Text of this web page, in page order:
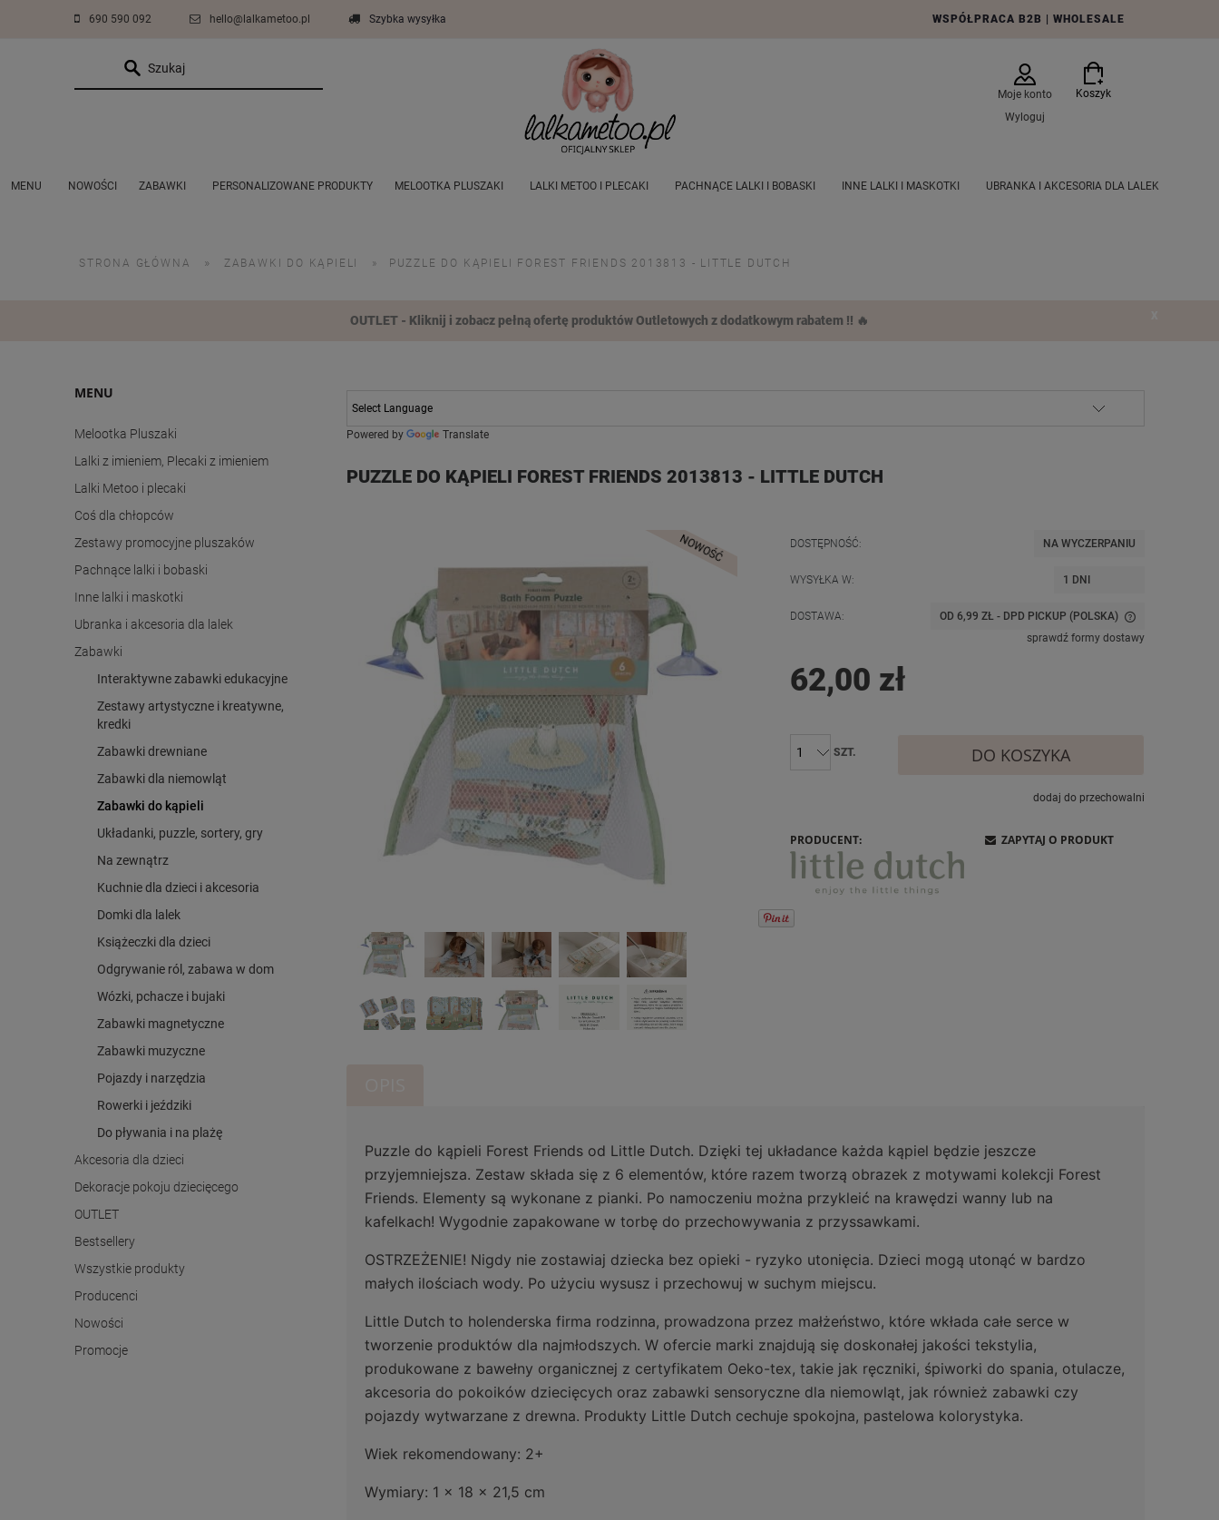
690 590 092 hello@lalkametoo.pl Szybka wysyłka WSPÓŁPRACA B2B | WHOLESALE
Koszyk
Moje konto
Wyloguj
MENU NOWOŚCI ZABAWKI PERSONALIZOWANE PRODUKTY MELOOTKA PLUSZAKI LALKI METOO I PLECAKI PACHNĄCE LALKI I BOBASKI INNE LALKI I MASKOTKI UBRANKA I AKCESORIA DLA LALEK
STRONA GŁÓWNA » ZABAWKI DO KĄPIELI » PUZZLE DO KĄPIELI FOREST FRIENDS 2013813 - LITTLE DUTCH
OUTLET - Kliknij i zobacz pełną ofertę produktów Outletowych z dodatkowym rabatem !! 🔥
MENU
Melootka Pluszaki
Lalki z imieniem, Plecaki z imieniem
Lalki Metoo i plecaki
Coś dla chłopców
Zestawy promocyjne pluszaków
Pachnące lalki i bobaski
Inne lalki i maskotki
Ubranka i akcesoria dla lalek
Zabawki
Interaktywne zabawki edukacyjne
Zestawy artystyczne i kreatywne,
kredki
Zabawki drewniane
Zabawki dla niemowląt
Zabawki do kąpieli
Układanki, puzzle, sortery, gry
Na zewnątrz
Kuchnie dla dzieci i akcesoria
Domki dla lalek
Książeczki dla dzieci
Odgrywanie ról, zabawa w dom
Wózki, pchacze i bujaki
Zabawki magnetyczne
Zabawki muzyczne
Pojazdy i narzędzia
Rowerki i jeździki
Do pływania i na plażę
Akcesoria dla dzieci
Dekoracje pokoju dziecięcego
OUTLET
Bestsellery
Wszystkie produkty
Producenci
Nowości
Promocje
Powered by Translate
PUZZLE DO KĄPIELI FOREST FRIENDS 2013813 - LITTLE DUTCH
NOWOŚĆ DOSTĘPNOŚĆ: NA WYCZERPANIU
WYSYŁKA W: 1 DNI
DOSTAWA: OD 6,99 ZŁ - DPD PICKUP (POLSKA)
KOSZTÓW PŁATNOŚCI
sprawdź formy dostawy
62,00 zł
SZT. DO KOSZYKA
dodaj do przechowalni
PRODUCENT: ZAPYTAJ O PRODUKT
Puzzle do kąpieli Forest Friends od Little Dutch. Dzięki tej układance każda kąpiel będzie jeszcze
przyjemniejsza. Zestaw składa się z 6 elementów, które razem tworzą obrazek z motywami kolekcji Forest
Friends. Elementy są wykonane z pianki. Po namoczeniu można przykleić na krawędzi wanny lub na
kafelkach! Wygodnie zapakowane w torbę do przechowywania z przyssawkami.
OSTRZEŻENIE! Nigdy nie zostawiaj dziecka bez opieki - ryzyko utonięcia. Dzieci mogą utonąć w bardzo
małych ilościach wody. Po użyciu wysusz i przechowuj w suchym miejscu.
Little Dutch to holenderska firma rodzinna, prowadzona przez małżeństwo, które wkłada całe serce w
tworzenie produktów dla najmłodszych. W ofercie marki znajdują się doskonałej jakości tekstylia,
produkowane z bawełny organicznej z certyfikatem Oeko-tex, takie jak ręczniki, śpiworki do spania, otulacze,
akcesoria do pokoików dziecięcych oraz zabawki sensoryczne dla niemowląt, jak również zabawki czy
pojazdy wytwarzane z drewna. Produkty Little Dutch cechuje spokojna, pastelowa kolorystyka.
Wiek rekomendowany: 2+
Wymiary: 1 x 18 x 21,5 cm